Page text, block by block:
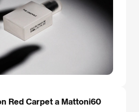
Red Carpet a Mattoni60